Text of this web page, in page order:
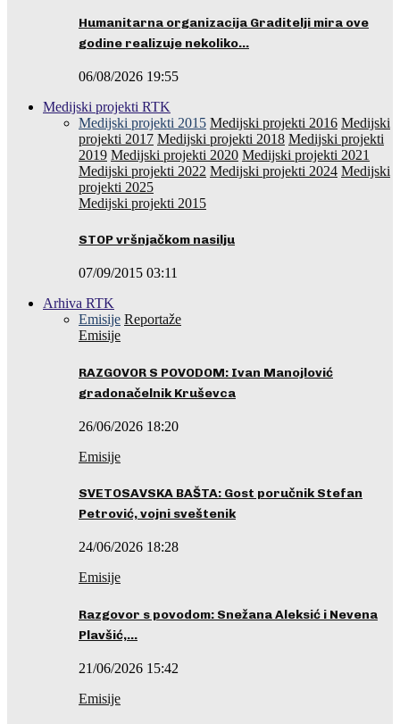
Humanitarna organizacija Graditelji mira ove
godine realizuje nekoliko…
06/08/2026 19:55
Medijski projekti RTK
Medijski projekti 2015 Medijski projekti 2016 Medijski
projekti 2017 Medijski projekti 2018 Medijski projekti
2019 Medijski projekti 2020 Medijski projekti 2021
Medijski projekti 2022 Medijski projekti 2024 Medijski
projekti 2025
Medijski projekti 2015
STOP vršnjačkom nasilju
07/09/2015 03:11
Arhiva RTK
Emisije Reportaže
Emisije
RAZGOVOR S POVODOM: Ivan Manojlović
gradonačelnik Kruševca
26/06/2026 18:20
Emisije
SVETOSAVSKA BAŠTA: Gost poručnik Stefan
Petrović, vojni sveštenik
24/06/2026 18:28
Emisije
Razgovor s povodom: Snežana Aleksić i Nevena
Plavšić,…
21/06/2026 15:42
Emisije